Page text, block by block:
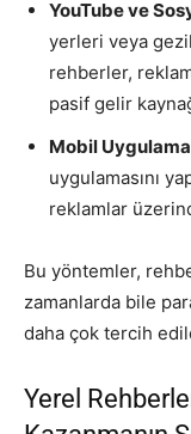
YouTube ve
yerleri veya
rehberler,
pasif gelir
Mobil
uygulamasını
reklamlar
Bu yöntemler,
zamanlarda bile
daha çok tercih
Yerel